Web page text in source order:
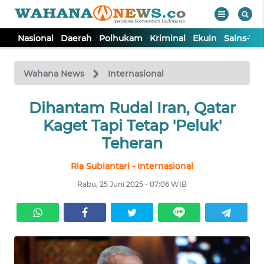
Nasional Daerah Polhukam Kriminal Ekuin Sains-
Wahana News Internasional
Dihantam Rudal Iran, Qatar
Kaget Tapi Tetap 'Peluk'
Teheran
Ria Subiantari - Internasional
Rabu, 25 Juni 2025 - 07:06 WIB
TV
Tutup
NASIONAL
KRIMINAL
EKUIN